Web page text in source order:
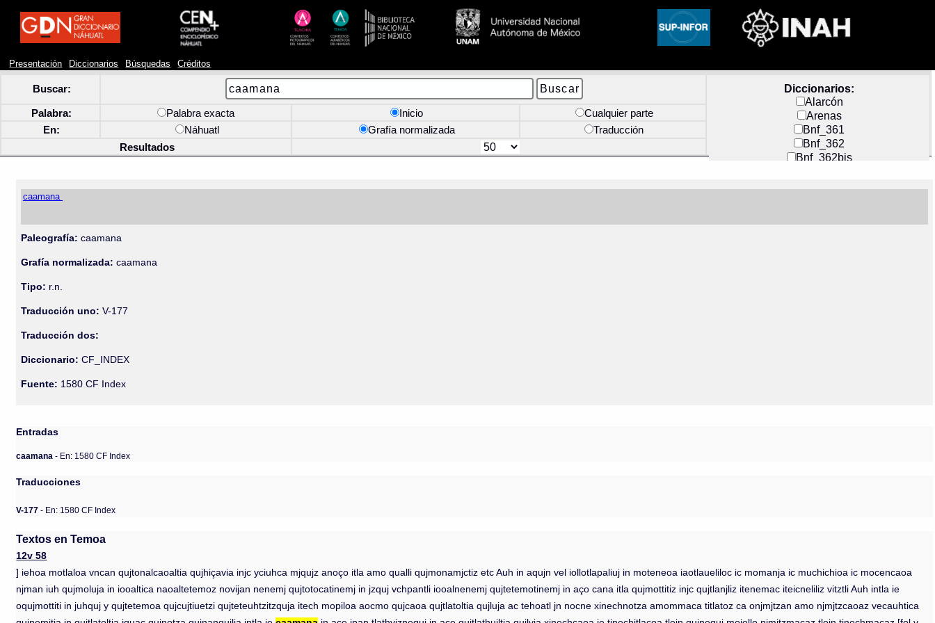
Presentación Diccionarios Búsquedas Créditos
Buscar:
Diccionarios:
Alarcón
Arenas
Bnf_361
Bnf_362
Bnf_362bis
Docs_México
Palabra: Palabra exacta Inicio
Cualquier parte
En:
Náhuatl Grafía normalizada
Traducción
Resultados
caamana
Paleografía: caamana
Grafía normalizada: caamana
Tipo: r.n.
Traducción uno: V-177
Traducción dos:
Diccionario:CF_INDEX
Fuente: 1580 CF Index
Entradas
caamana- En: 1580 CF Index
Traducciones
V-177 - En: 1580 CF Index
Textos en Temoa
12v 58
] iehoa motlaloa vncan qujtonalcaoaltia qujhiçavia injc yciuhca mjqujz anoço itla amo qualli qujmonamjctiz etc Auh in aqujn vel iollotlapaliuj in moteneoa iaotlaueliloc ic momanja ic muchichioa ic mocencaoa
njman iuh qujmoluja in iooaltica naoaltetemoz novijan nenemj qujtotocatinemj in jzquj vchpantli iooalnenemj qujtetemotinemj in aço cana itla qujmottitiz injc qujtlanjliz itenemac iteicneliliz vitztli Auh intla ie
oqujmottiti in juhquj y qujtetemoa qujcujtiuetzi qujteteuhtzitzquja itech mopiloa aocmo qujcaoa qujtlatoltia qujluja ac tehoatl jn nocne xinechnotza amommaca titlatoz ca onjmjtzan amo njmjtzcaoaz vecauhtica